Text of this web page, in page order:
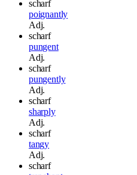
scharf
poignantly
Adj.
scharf
pungent
Adj.
scharf
pungently
Adj.
scharf
sharply
Adj.
scharf
tangy
Adj.
scharf